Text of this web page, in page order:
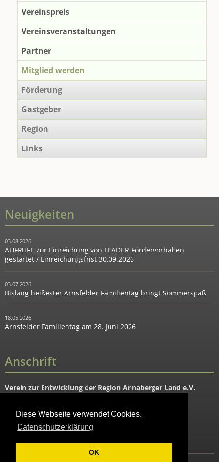
Diese Webseite verwendet Cookies.
Datenschutzerklärung
OK
Vereinspreis
Vereinsveranstaltungen
Partner
Mitglied werden
Förderung
Gastgeber
Region
Links
Neuigkeiten
03.08.2026
AUFRUFE zur Einreichung von LEADER-Fördervorhaben
gestartet / Einreichungsfrist 30.09.2026
03.07.2026
Bislang heißester Arnsfelder Familientag bringt Sommerspaß
18.05.2026
Arnsfelder Familientag am 28. Juni 2026
Anschrift
Verein zur Entwicklung der Region Annaberger Land e.V.
09456 Mildenau OT Arnsfeld
Tel. 037343-88644